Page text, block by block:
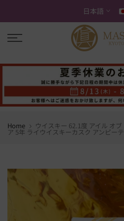
キ
ッ
プ
る
日本語
Home ウイスキー 62.1度 アイル オ
ア 5年 ライウイスキーカスク アンピー